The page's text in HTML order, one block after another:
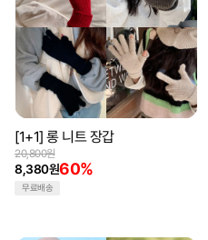
[1+1] 롱 니트 장갑
8,380원60%
20,800원
무료배송